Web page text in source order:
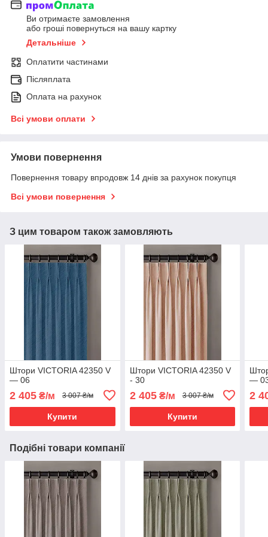
Ви отримаєте замовлення
або гроші повернуться на вашу картку
Детальніше
Оплатити частинами
Післяплата
Оплата на рахунок
Всі умови оплати
Умови повернення
Повернення товару впродовж 14 днів за рахунок покупця
Всі умови повернення
З цим товаром також замовляють
Штори VICTORIA 42350 V
— 06
2 405 ₴/м 3 007 ₴/м
Купити
Штори VICTORIA 42350 V
- 30
2 405₴/м 3 007 ₴/м
Купити
—
2
Подібні товари компанії